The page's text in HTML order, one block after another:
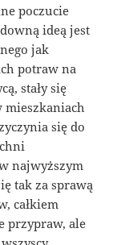
poczucie
ideą jest
jak
potraw na
stały się
mieszkaniach
się do
najwyższym
tak za sprawą
całkiem
przypraw, ale